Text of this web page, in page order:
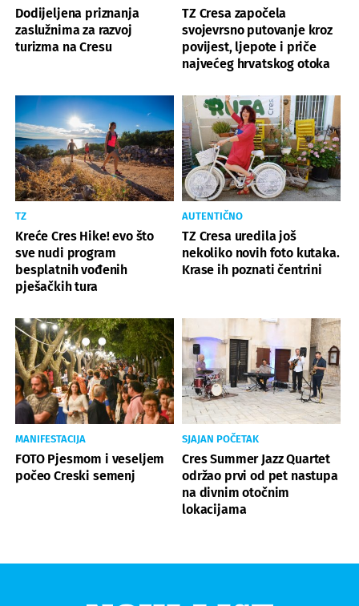
Dodijeljena priznanja
zaslužnima za razvoj
turizma na Cresu
TZ Cresa započela
svojevrsno putovanje kroz
povijest, ljepote i priče
najvećeg hrvatskog otoka
TZ
Kreće Cres Hike! evo što
sve nudi program
besplatnih vođenih
pješačkih tura
AUTENTIČNO
TZ Cresa uredila još
nekoliko novih foto kutaka.
Krase ih poznati čentrini
MANIFESTACIJA
FOTO Pjesmom i veseljem
počeo Creski semenj
SJAJAN POČETAK
Cres Summer Jazz Quartet
održao prvi od pet nastupa
na divnim otočnim
lokacijama